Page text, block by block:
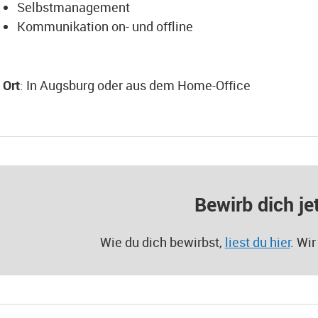
Selbstmanagement
Kommunikation on- und offline
Ort: In Augsburg oder aus dem Home-Office
Bewirb dich
Wie du dich bewirbst, liest du hier.